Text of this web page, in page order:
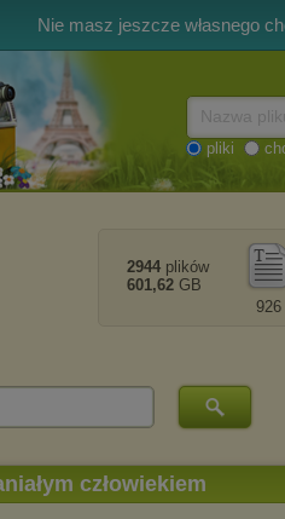
Nie masz jeszcze własnego
pliki
926
2944 plików
601,62 GB
człowiekiem